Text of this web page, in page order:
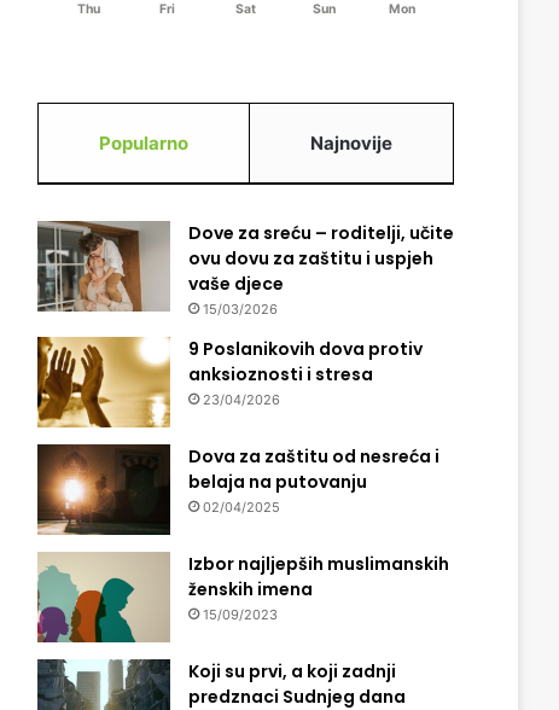
Thu Fri Sat Sun Mon
Popularno Najnovije
Dove za sreću – roditelji, učite
ovu dovu za zaštitu i uspjeh
vaše djece
15/03/2026
9 Poslanikovih dova protiv
anksioznosti i stresa
23/04/2026
Dova za zaštitu od nesreća i
belaja na putovanju
02/04/2025
Izbor najljepših muslimanskih
ženskih imena
15/09/2023
Koji su prvi, a koji zadnji
predznaci Sudnjeg dana